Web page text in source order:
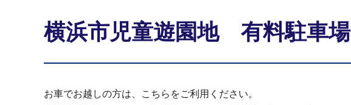
横浜市児童遊園地 有料駐車場
お車でお越しの方は、こちらをご利用ください。